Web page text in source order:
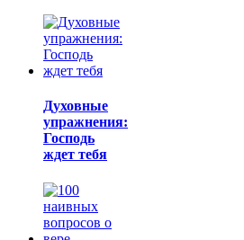
Духовные
упражнения:
Господь
ждет тебя